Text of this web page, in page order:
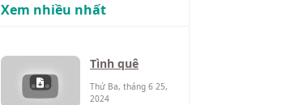
Xem nhiều nhất
Tình quê
Thứ Ba, tháng 6 25,
2024